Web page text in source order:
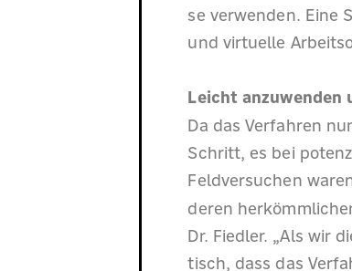
se verwenden. Eine
und virtuelle
Leicht anzuwenden
Da das Verfahren
Schritt, es bei
Feldversuchen
deren
Dr. Fiedler. „Als wir
tisch, dass das